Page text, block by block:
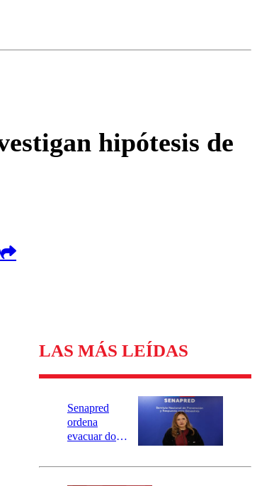
hipótesis de
LAS MÁS LEÍDAS
Senapred
ordena
evacuar dos
Carahue por